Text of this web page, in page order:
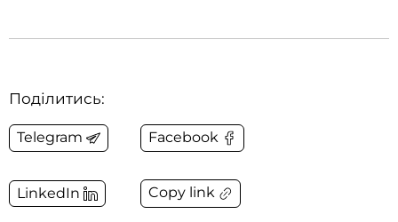
Поділитись:
Telegram Facebook
LinkedIn Copy link